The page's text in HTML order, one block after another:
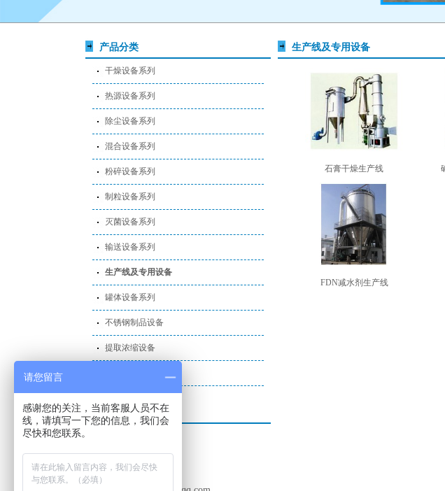
产品分类
干燥设备系列
热源设备系列
除尘设备系列
混合设备系列
粉碎设备系列
制粒设备系列
灭菌设备系列
输送设备系列
生产线及专用设备
罐体设备系列
不锈钢制品设备
提取浓缩设备
联系我们
联系人：杨先生
Q Q ：1186765408
生产线及专用设备
石膏干燥生产线
FDN减水剂生产线
请您留言
感谢您的关注，当前客服人员不在
线，请填写一下您的信息，我们会
尽快和您联系。